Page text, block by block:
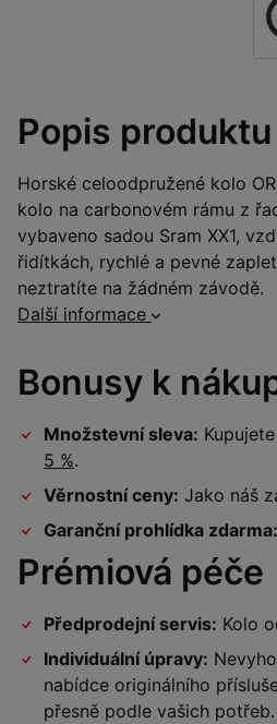
Popis produktu
Horské celoodpružené kolo
kolo na carbonovém rámu z
vybaveno sadou Sram XX1,
řidítkách, rychlé a pevné
neztratíte na žádném závodě.
Další informace
Bonusy k
Množstevní sleva:
5 %.
Věrnostní ceny: Jako náš
Garanční prohlídka zdarma:
Prémiová péče
Předprodejní servis: Kolo
Individuální úpravy:
nabídce originálního
přesně podle vašich potřeb.